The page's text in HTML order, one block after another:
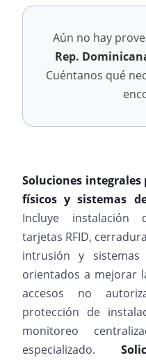
Aún no hay
Rep.
Cuéntanos qué
Soluciones integrales
físicos y sistemas
Incluye instalación
tarjetas RFID,
intrusión y sistemas
orientados a mejorar
accesos no
protección de
monitoreo
especializado.